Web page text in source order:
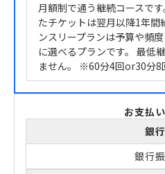
月額制で通う継続コースで
たチケットは翌月以降1年間
ンスリープランは予算や頻
に選べるプランです。 最低
ません。 ※60分4回or30分8
お支払
銀行
銀行